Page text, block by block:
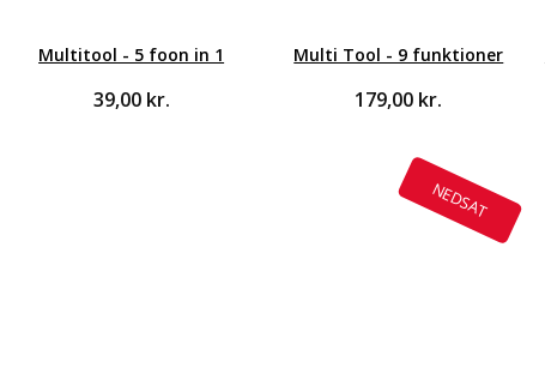
Multitool - 5 foon in 1
39,00 kr.
Multi Tool - 9 funktioner
179,00 kr.
NEDSAT